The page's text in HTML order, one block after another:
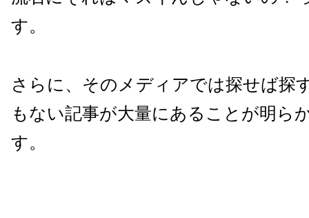
す。
さらに、そのメディアでは探せば探
もない記事が大量にあることが明ら
す。